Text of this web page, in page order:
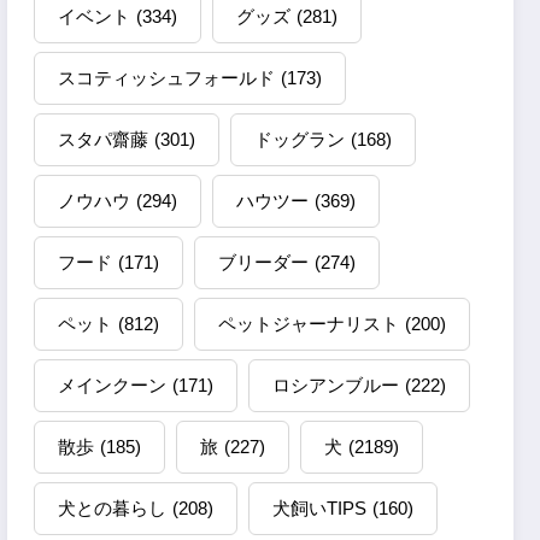
イベント (334) グッズ (281)
スコティッシュフォールド (173)
スタパ齋藤 (301) ドッグラン (168)
ノウハウ (294) ハウツー (369)
フード (171) ブリーダー (274)
ペット (812) ペットジャーナリスト (200)
メインクーン (171) ロシアンブルー (222)
散歩 (185) 旅 (227) 犬 (2189)
犬との暮らし (208) 犬飼いTIPS (160)